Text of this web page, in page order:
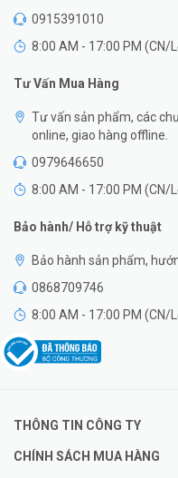
0915391010
8:00 AM - 17:00 PM (CN/
Tư Vấn Mua Hàng
Tư vấn sản phẩm, các
online, giao hàng offline.
0979646650
8:00 AM - 17:00 PM (CN/
Bảo hành/ Hỗ trợ kỹ thuật
Bảo hành sản phẩm,
0868709746
8:00 AM - 17:00 PM (CN/
THÔNG TIN CÔNG TY
CHÍNH SÁCH MUA HÀNG